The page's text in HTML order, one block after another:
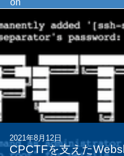
2021年8月12日
CPCTFを支えた